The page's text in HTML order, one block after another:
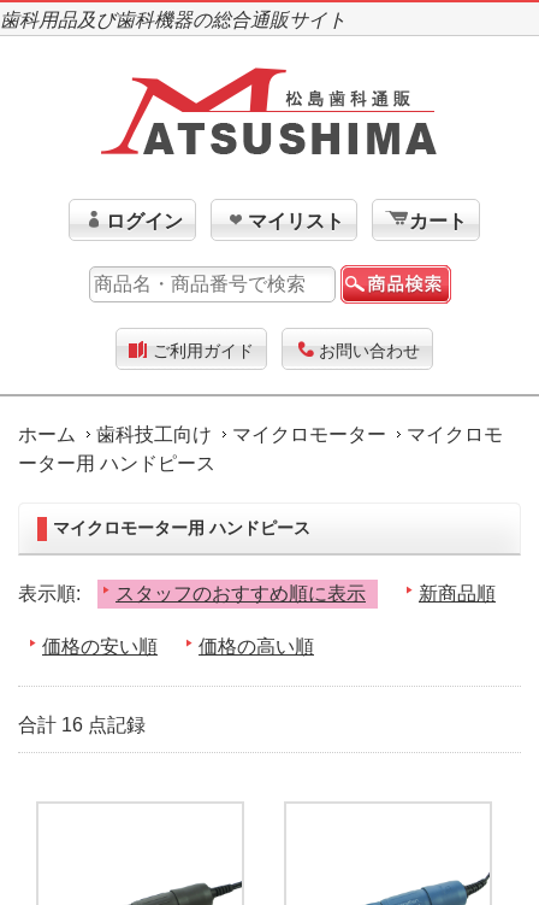
歯科用品及び歯科機器の総合通販サイト
ログイン マイリスト カート
ご利用ガイド お問い合わせ
ホーム 歯科技工向け マイクロモーター
マイクロモ
ーター用 ハンドピース
マイクロモーター用 ハンドピース
表示順: スタッフのおすすめ順に表示 新商品順
価格の安い順 価格の高い順
合計 16 点記録